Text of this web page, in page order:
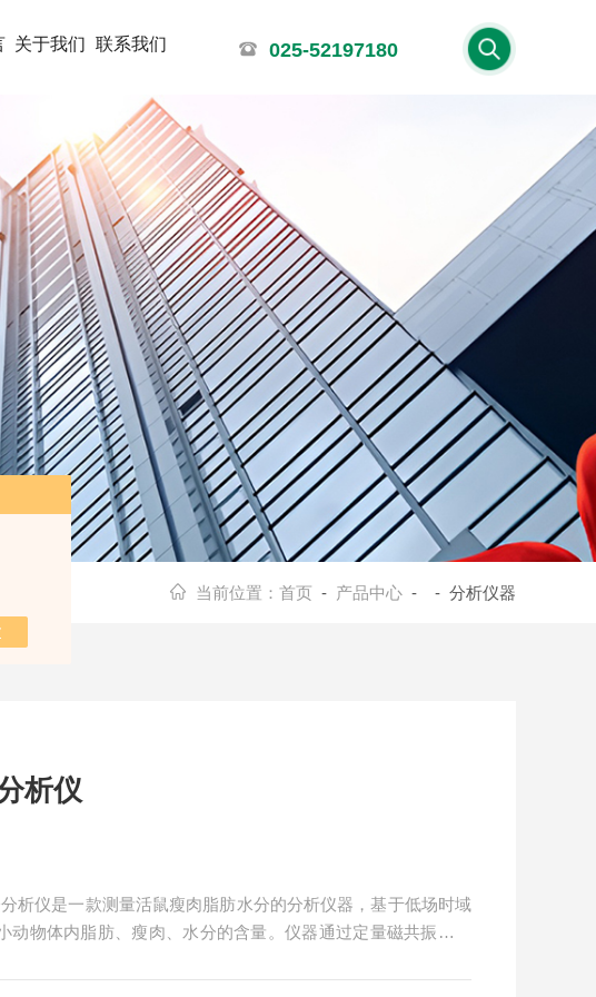
关于我们 联系我们 025-52197180
当前位置： 首页 - 产品中心 - - 分析仪器
析仪
析仪是一款测量活鼠瘦肉脂肪水分的分析仪器，基于低场时域
动物体内脂肪、瘦肉、水分的含量。仪器通过定量磁共振技术